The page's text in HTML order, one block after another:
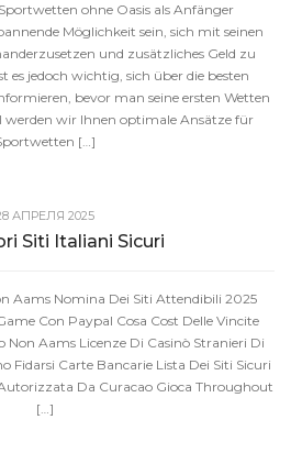
ohne Oasis als Anfänger
Möglichkeit sein, sich mit seinen
und zusätzliches Geld zu
es jedoch wichtig, sich über die besten
bevor man seine ersten Wetten
werden wir Ihnen optimale Ansätze für
[…]
АПРЕЛЯ 2025
Siti Italiani Sicuri
Aams Nomina Dei Siti Attendibili 2025
Con Paypal Cosa Cost Delle Vincite
Aams Licenze Di Casinò Stranieri Di
Fidarsi Carte Bancarie Lista Dei Siti Sicuri
Da Curacao Gioca Throughout
[…]